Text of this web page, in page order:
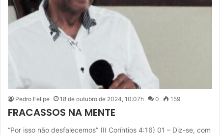
Pedro Felipe 18 de outubro de 2024, 10:07h 0 159
FRACASSOS NA MENTE
“Por isso não desfalecemos” (II Coríntios 4:16) 01 – Diz-se, com